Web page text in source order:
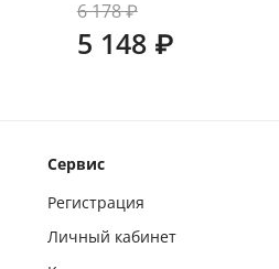
6 178 ₽
5 148 ₽
Сервис
Регистрация
Личный кабинет